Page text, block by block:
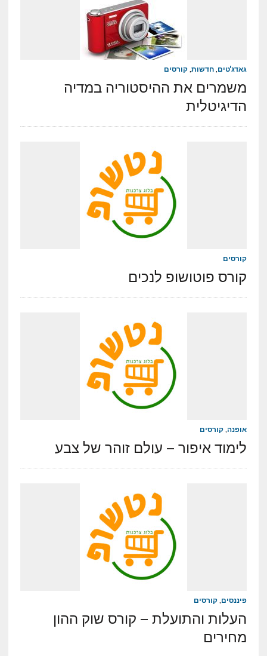
גאדג'טים חדשות, קורסים
משמרים את ההיסטוריה במדיה
הדיגיטלית
קורסים
קורס פוטושופ לנכים
אופנה, קורסים
לימוד איפור – עולם זוהר של צבע
פיננסים קורסים
העלות והתועלת – קורס שוק ההון
מחירים